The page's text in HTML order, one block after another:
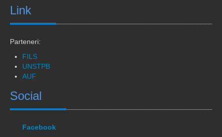
Stagii de practica
Noutăți
Contact
Link
Parteneri:
FILS
UNSTPB
AUF
Social
Facebook